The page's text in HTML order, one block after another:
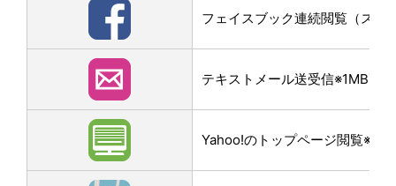
フェイスブック連続閲覧（スク
テキストメール送受信※1MB画
Yahoo!のトップページ閲覧